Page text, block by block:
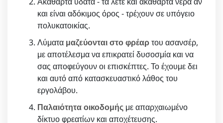
και είναι αδόκιμος όρος - τρέχουν σε υπόγειο
πολυκατοικίας.
Λύματα μαζεύονται στο φρέαρτου ασανσέρ,
με αποτέλεσμα να επικρατεί δυσοσμία και να
σας αποφεύγουν οι επισκέπτες. Το έχουμε δει
και αυτό από κατασκευαστικό λάθος του
εργολάβου.
Παλαιότητα οικοδομής με απαρχαιωμένο
δίκτυο φρεατίων και αποχέτευσης.